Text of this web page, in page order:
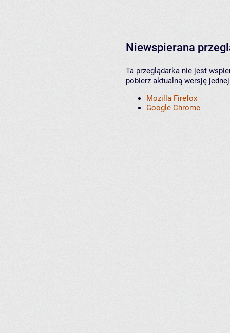
Niewspierana
Ta przeglądarka nie jest
pobierz aktualną wersję
Mozilla Firefox
Google Chrome